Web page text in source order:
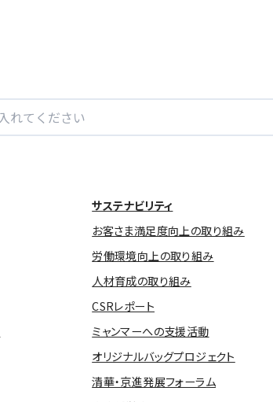
サステナビリティ
お客さま満足度向上の取り組み
労働環境向上の取り組み
人材育成の取り組み
CSRレポート
ミャンマーへの支援活動
オリジナルバッグプロジェクト
清華・京進発展フォーラム